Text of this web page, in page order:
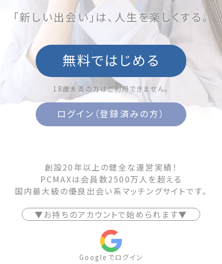
「新しい出会い」は、人生を楽しくする。
無料ではじめる
18歳未満の方はご利用できません。
ログイン（登録済みの方）
創設20年以上の健全な運営実績！
PCMAXは会員数2500万人を超える
国内最大級の優良出会い系マッチングサイトです。
▼お持ちのアカウントで始められます▼
Googleでログイン